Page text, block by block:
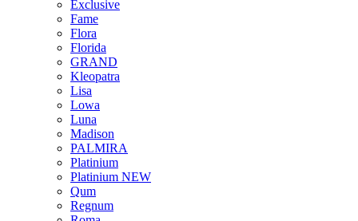
Exclusive
Fame
Flora
Florida
GRAND
Kleopatra
Lisa
Lowa
Luna
Madison
PALMIRA
Platinium
Platinium NEW
Qum
Regnum